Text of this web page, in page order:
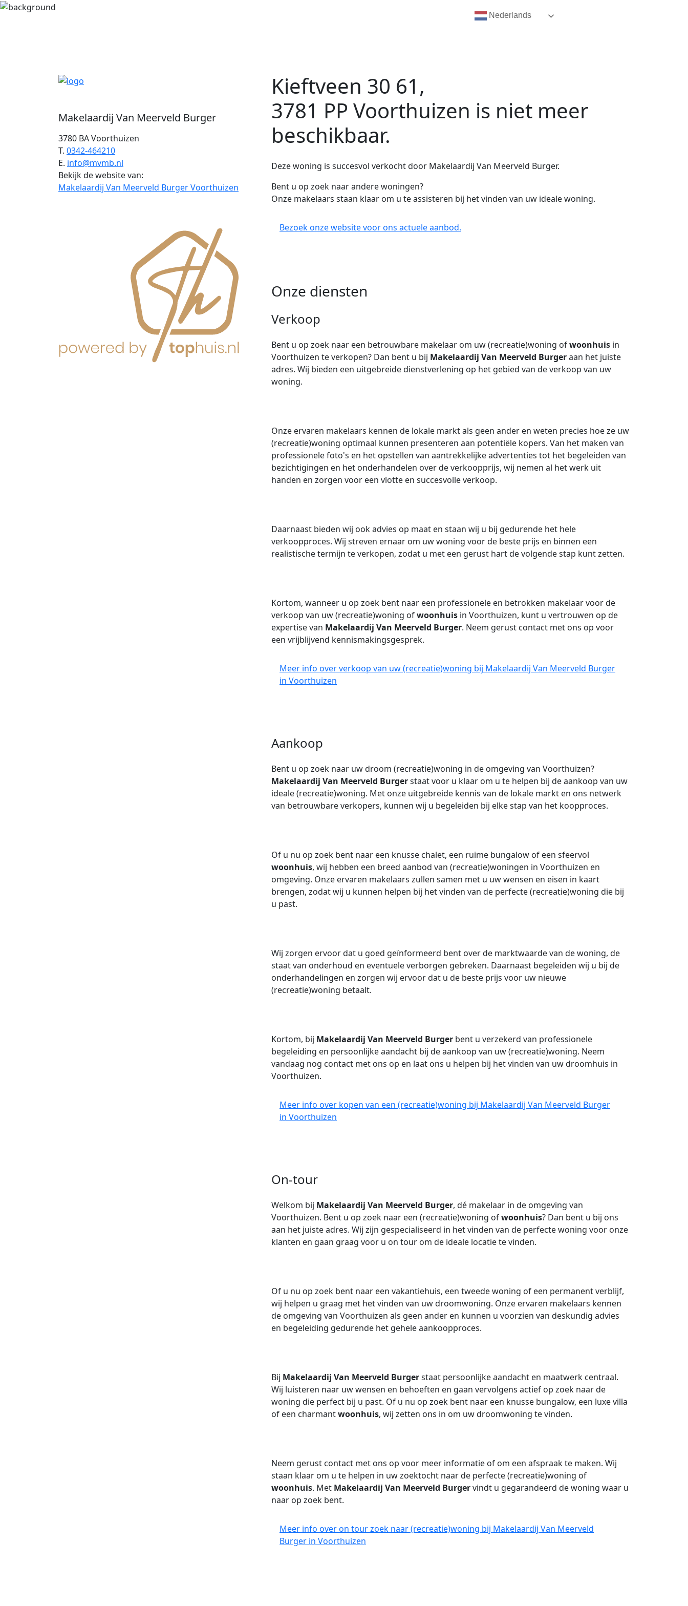
Makelaardij Van Meerveld Burger
3780 BA Voorthuizen
T. 0342-464210
E. info@mvmb.nl
Bekijk de website van:
Makelaardij Van Meerveld Burger Voorthuizen
Kieftveen 30 61,
3781 PP Voorthuizen is niet meer
beschikbaar.
Deze woning is succesvol verkocht door Makelaardij Van Meerveld Burger.
Bent u op zoek naar andere woningen?
Onze makelaars staan klaar om u te assisteren bij het vinden van uw ideale woning.
Bezoek onze website voor ons actuele aanbod.
Onze diensten
Verkoop
Bent u op zoek naar een betrouwbare makelaar om uw (recreatie)woning ofwoonhuis in
Voorthuizen te verkopen? Dan bent u bij Makelaardij Van Meerveld Burgeraan het juiste
adres. Wij bieden een uitgebreide dienstverlening op het gebied van de verkoop van uw
woning.
Onze ervaren makelaars kennen de lokale markt als geen ander en weten precies hoe ze uw
(recreatie)woning optimaal kunnen presenteren aan potentiële kopers. Van het maken van
professionele foto's en het opstellen van aantrekkelijke advertenties tot het begeleiden van
bezichtigingen en het onderhandelen over de verkoopprijs, wij nemen al het werk uit
handen en zorgen voor een vlotte en succesvolle verkoop.
Daarnaast bieden wij ook advies op maat en staan wij u bij gedurende het hele
verkoopproces. Wij streven ernaar om uw woning voor de beste prijs en binnen een
realistische termijn te verkopen, zodat u met een gerust hart de volgende stap kunt zetten.
Kortom, wanneer u op zoek bent naar een professionele en betrokken makelaar voor de
verkoop van uw (recreatie)woning ofwoonhuis in Voorthuizen, kunt u vertrouwen op de
expertise van Makelaardij Van Meerveld Burger. Neem gerust contact met ons op voor
een vrijblijvend kennismakingsgesprek.
Meer info over verkoop van uw (recreatie)woning bij Makelaardij Van Meerveld Burger
in Voorthuizen
Aankoop
Bent u op zoek naar uw droom (recreatie)woning in de omgeving van Voorthuizen?
Makelaardij Van Meerveld Burgerstaat voor u klaar om u te helpen bij de aankoop van uw
ideale (recreatie)woning. Met onze uitgebreide kennis van de lokale markt en ons netwerk
van betrouwbare verkopers, kunnen wij u begeleiden bij elke stap van het koopproces.
Of u nu op zoek bent naar een knusse chalet, een ruime bungalow of een sfeervol
woonhuis, wij hebben een breed aanbod van (recreatie)woningen in Voorthuizen en
omgeving. Onze ervaren makelaars zullen samen met u uw wensen en eisen in kaart
brengen, zodat wij u kunnen helpen bij het vinden van de perfecte (recreatie)woning die bij
u past.
Wij zorgen ervoor dat u goed geïnformeerd bent over de marktwaarde van de woning, de
staat van onderhoud en eventuele verborgen gebreken. Daarnaast begeleiden wij u bij de
onderhandelingen en zorgen wij ervoor dat u de beste prijs voor uw nieuwe
(recreatie)woning betaalt.
Kortom, bij Makelaardij Van Meerveld Burger bent u verzekerd van professionele
begeleiding en persoonlijke aandacht bij de aankoop van uw (recreatie)woning. Neem
vandaag nog contact met ons op en laat ons u helpen bij het vinden van uw droomhuis in
Voorthuizen.
Meer info over kopen van een (recreatie)woning bij Makelaardij Van Meerveld Burger
in Voorthuizen
On-tour
Welkom bij Makelaardij Van Meerveld Burger, dé makelaar in de omgeving van
Voorthuizen. Bent u op zoek naar een (recreatie)woning ofwoonhuis? Dan bent u bij ons
aan het juiste adres. Wij zijn gespecialiseerd in het vinden van de perfecte woning voor onze
klanten en gaan graag voor u on tour om de ideale locatie te vinden.
Of u nu op zoek bent naar een vakantiehuis, een tweede woning of een permanent verblijf,
wij helpen u graag met het vinden van uw droomwoning. Onze ervaren makelaars kennen
de omgeving van Voorthuizen als geen ander en kunnen u voorzien van deskundig advies
en begeleiding gedurende het gehele aankoopproces.
Bij Makelaardij Van Meerveld Burgerstaat persoonlijke aandacht en maatwerk centraal.
Wij luisteren naar uw wensen en behoeften en gaan vervolgens actief op zoek naar de
woning die perfect bij u past. Of u nu op zoek bent naar een knusse bungalow, een luxe villa
of een charmantwoonhuis, wij zetten ons in om uw droomwoning te vinden.
Neem gerust contact met ons op voor meer informatie of om een afspraak te maken. Wij
staan klaar om u te helpen in uw zoektocht naar de perfecte (recreatie)woning of
woonhuis. Met Makelaardij Van Meerveld Burgervindt u gegarandeerd de woning waar u
naar op zoek bent.
Meer info over on tour zoek naar (recreatie)woning bij Makelaardij Van Meerveld
Burger in Voorthuizen
Nederlands